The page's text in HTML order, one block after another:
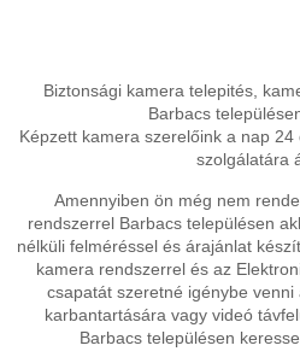
Biztonsági kamera telepités,
Barbacs
Képzett kamera szerelőink a nap
szolgálatára
Amennyiben ön még nem
rendszerrel Barbacs településen
nélküli felméréssel és árajánlat
kamera rendszerrel és az
csapatát szeretné igénybe venni
karbantartására vagy videó
Barbacs településen